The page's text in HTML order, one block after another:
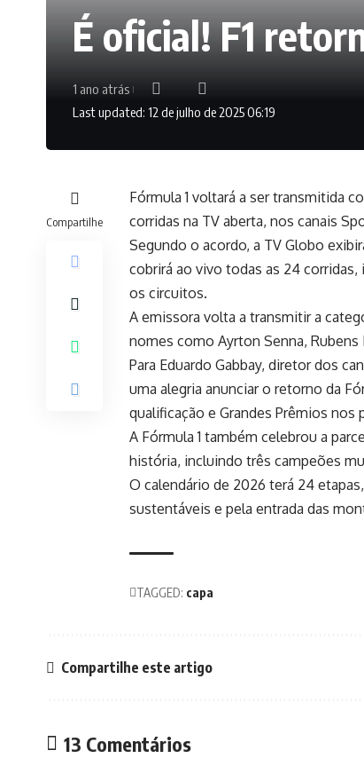
É oficial! F1
Last updated: 12 de julho de 2025 06:19
1 ano atrás
Compartilhe
Fórmula 1 voltará a ser transmitida
corridas na TV aberta, nos canais
Segundo o acordo, a TV Globo
cobrirá ao vivo todas as 24
os circuitos.
A emissora volta a transmitir a
nomes como Ayrton Senna, Rubens
Para Eduardo Gabbay, diretor dos
uma alegria anunciar o retorno da
qualificação e Grandes Prêmios nos
A Fórmula 1 também celebrou a
história, incluindo três campeões
O calendário de 2026 terá 24
sustentáveis e pela entrada das
TAGGED: capa
Compartilhe este artigo
13 Comentários